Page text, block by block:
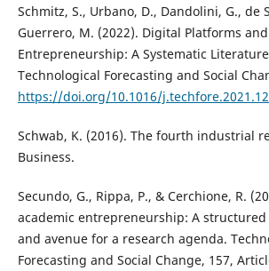
Schmitz, S., Urbano, D., Dandolini, G., de
Guerrero, M. (2022). Digital Platforms
Entrepreneurship: A Systematic
Technological Forecasting and Social
https://doi.org/10.1016/
Schwab, K. (2016). The fourth industrial
Business.
Secundo, G., Rippa, P., & Cerchione, R.
academic entrepreneurship: A
and avenue for a research agenda.
Forecasting and Social Change, 157,